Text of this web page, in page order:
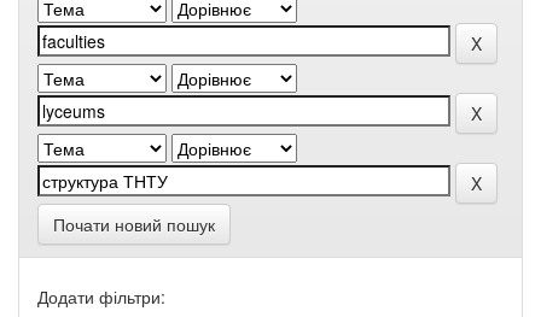
Почати новий пошук
Додати фільтри: